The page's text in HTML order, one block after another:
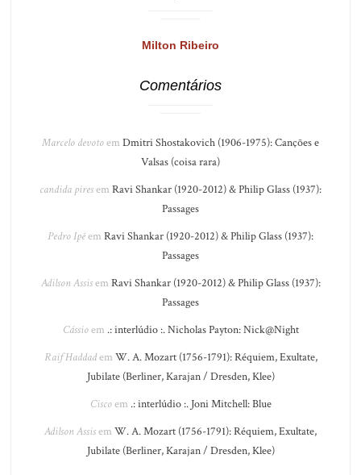
Milton Ribeiro
Comentários
Marcelo devotoem Dmitri Shostakovich (1906-1975): Canções e
Valsas (coisa rara)
candida piresem Ravi Shankar (1920-2012) & Philip Glass (1937):
Passages
Pedro Ipêem Ravi Shankar (1920-2012) & Philip Glass (1937):
Passages
Adilson Assisem Ravi Shankar (1920-2012) & Philip Glass (1937):
Passages
Cássioem .: interlúdio :. Nicholas Payton: Nick@Night
Raif Haddadem W. A. Mozart (1756-1791): Réquiem, Exultate,
Jubilate (Berliner, Karajan / Dresden, Klee)
Ciscoem .: interlúdio :. Joni Mitchell: Blue
Adilson Assisem W. A. Mozart (1756-1791): Réquiem, Exultate,
Jubilate (Berliner, Karajan / Dresden, Klee)